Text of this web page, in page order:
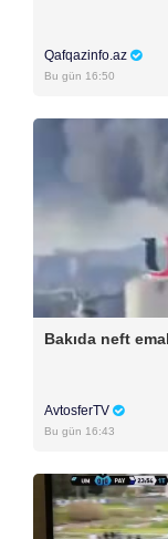
Qafqazinfo.az
Bu gün 16:50
Bakıda neft
AvtosferTV
Bu gün 16:43